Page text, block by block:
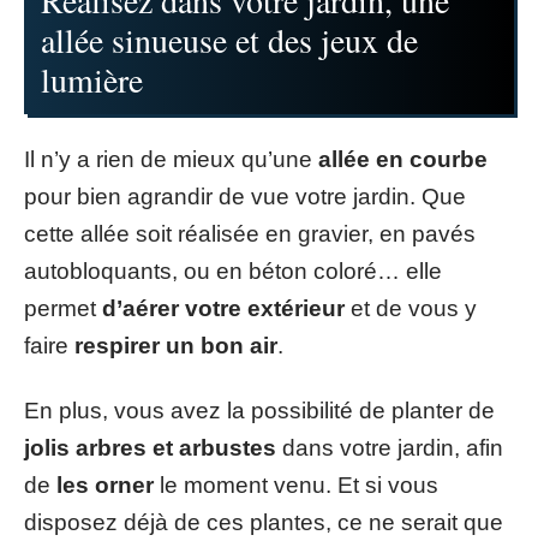
allée sinueuse et des jeux de
lumière
Il n’y a rien de mieux qu’une allée en courbe
pour bien agrandir de vue votre jardin. Que
cette allée soit réalisée en gravier, en pavés
autobloquants, ou en béton coloré… elle
permet d’aérer votre extérieuret de vous y
faire respirer un bon air.
En plus, vous avez la possibilité de planter de
jolis arbres et arbustes dans votre jardin, afin
de les ornerle moment venu. Et si vous
disposez déjà de ces plantes, ce ne serait que